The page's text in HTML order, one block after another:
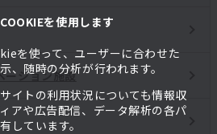
を使用します
を使って、ユーザーに合わせた
、随時の分析が行われます。
イトの利用状況についても情報収
アや広告配信、データ解析の各パ
しています。
ーション施設